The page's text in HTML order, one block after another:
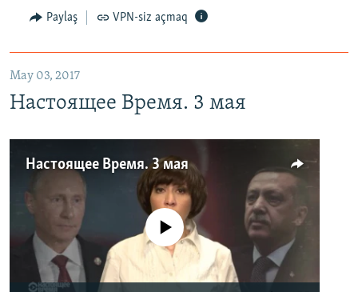
Paylaş VPN-siz açmaq
May 03, 2017
Настоящее Время. 3 мая
Настоящее Время. 3 мая
No media source currently available